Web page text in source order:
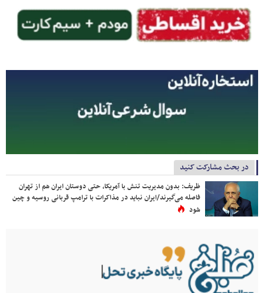
در بحث مشارکت کنید
ظریف: بدون مدیریت تنش با آمریکا، حتی دوستان ایران هم از تهران
فاصله می‌گیرند/ایران نباید در مذاکرات با ترامپ قربانی روسیه و چین
شود